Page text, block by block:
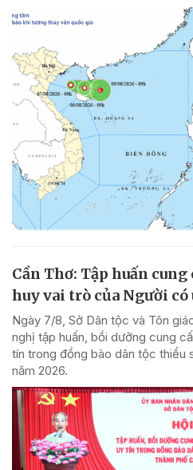
Cần Thơ: Tập huấn
huy vai trò của Người
Ngày 7/8, Sở Dân tộc và Tôn
nghị tập huấn, bồi dưỡng cung
tín trong đồng bào dân tộc thiểu
năm 2026.